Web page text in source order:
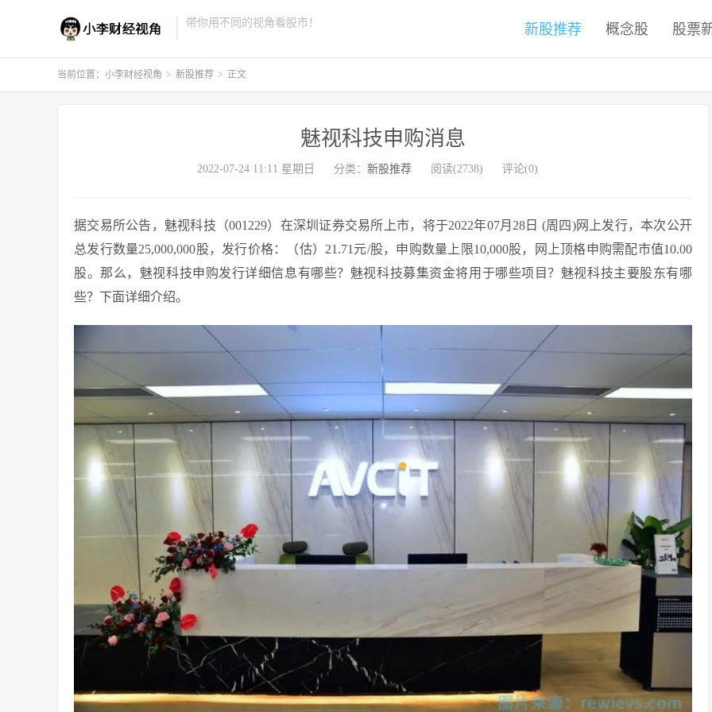
带你用不同的视角看股市！ 新股推荐 概念股 股票
当前位置： 小李财经视角 > 新股推荐 > 正文
魅视科技申购消息
2022-07-24 11:11 星期日 分类： 新股推荐 阅读(2738) 评论(0)
据交易所公告，魅视科技（001229）在深圳证券交易所上市，将于2022年07月28日 (周四)网上发行，本次公开
总发行数量25,000,000股，发行价格：（估）21.71元/股，申购数量上限10,000股，网上顶格申购需配市值10.00
股。那么，魅视科技申购发行详细信息有哪些？魅视科技募集资金将用于哪些项目？魅视科技主要股东有哪
些？下面详细介绍。